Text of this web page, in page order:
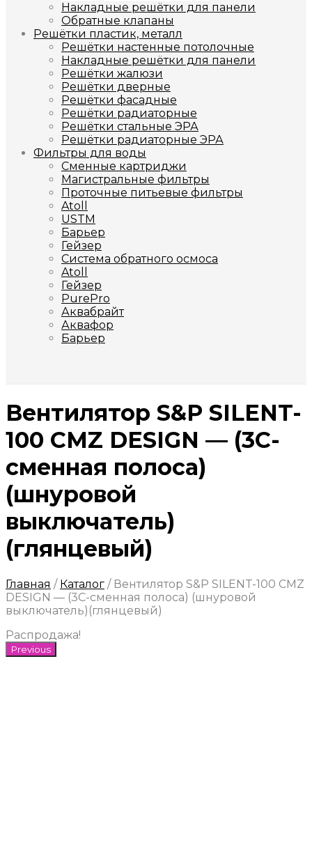
Накладные решётки для панели
Обратные клапаны
Решётки пластик, металл
Решётки настенные потолочные
Накладные решётки для панели
Решётки жалюзи
Решётки дверные
Решётки фасадные
Решётки радиаторные
Решётки стальные ЭРА
Решётки радиаторные ЭРА
Фильтры для воды
Сменные картриджи
Магистральные фильтры
Проточные питьевые фильтры
Atoll
USTM
Барьер
Гейзер
Система обратного осмоса
Atoll
Гейзер
PurePro
Аквабрайт
Аквафор
Барьер
Вентилятор S&P SILENT-
100 CMZ DESIGN — (3C-
сменная полоса)
(шнуровой
выключатель)
(глянцевый)
Главная / Каталог / Вентилятор S&P SILENT-100 CMZ
DESIGN — (3C-сменная полоса) (шнуровой
выключатель)(глянцевый)
Распродажа!
Previous